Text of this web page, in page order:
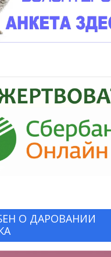
О ДАРОВАНИИ